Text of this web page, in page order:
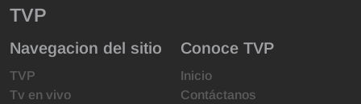
TVP
Navegacion del sitio
TVP
Tv en vivo
Conoce TVP
Inicio
Contáctanos